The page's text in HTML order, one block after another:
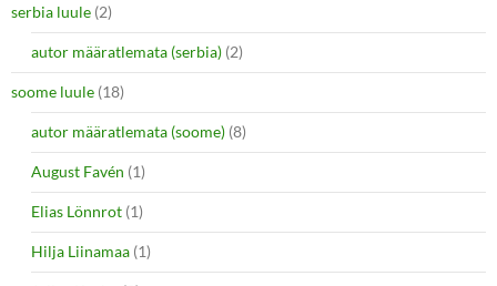
serbia luule (2)
autor määratlemata (serbia) (2)
soome luule (18)
autor määratlemata (soome) (8)
August Favén (1)
Elias Lönnrot (1)
Hilja Liinamaa (1)